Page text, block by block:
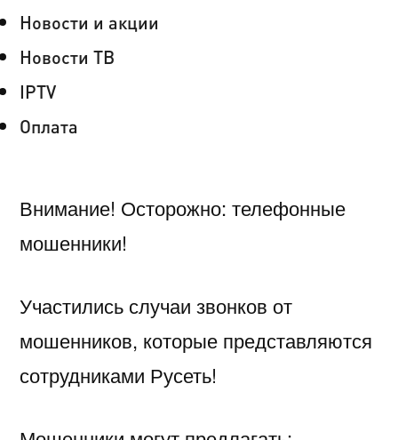
Новости и акции
Новости ТВ
IPTV
Оплата
Внимание! Осторожно: телефонные
мошенники!
Участились случаи звонков от
мошенников, которые представляются
сотрудниками Русеть!